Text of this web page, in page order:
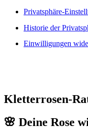
Privatsphäre-
Historie der
Einwilligungen
Kletterrosen-
🌸 Deine Rose